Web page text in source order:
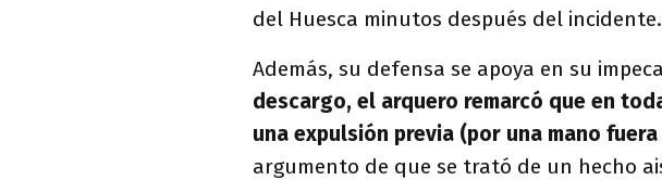
del Huesca minutos después del incidente.
Además, su defensa se apoya en su
descargo, el arquero remarcó que en
una expulsión previa (por una mano
argumento de que se trató de un hecho